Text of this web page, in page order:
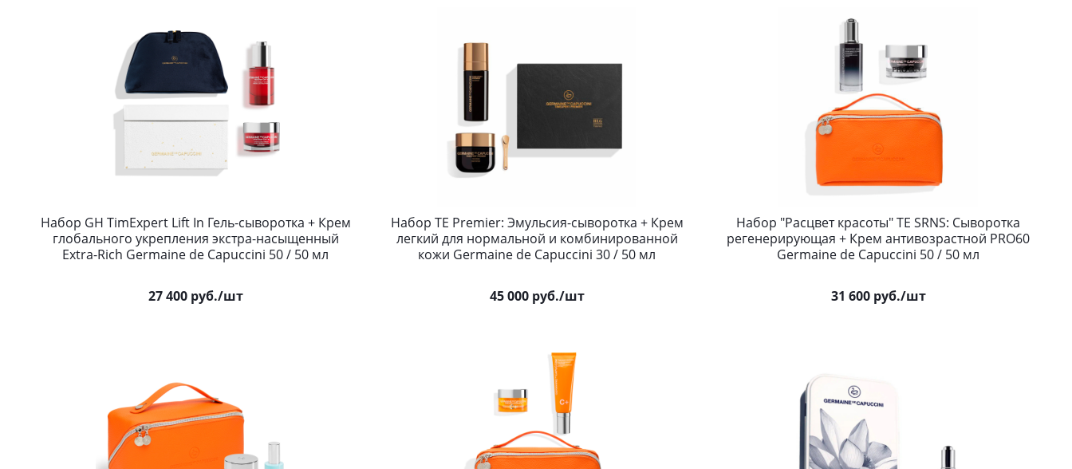
Набор GH TimExpert Lift In Гель-сыворотка + Крем
глобального укрепления экстра-насыщенный
Extra-Rich Germaine de Capuccini 50 / 50 мл
27 400руб./шт
Набор TE Premier: Эмульсия-сыворотка + Крем
легкий для нормальной и комбинированной
кожи Germaine de Capuccini 30 / 50 мл
45 000руб./шт
Набор "Расцвет красоты" TE SRNS: Сыворотка
регенерирующая + Крем антивозрастной PRO60
Germaine de Capuccini 50 / 50 мл
31 600руб./шт